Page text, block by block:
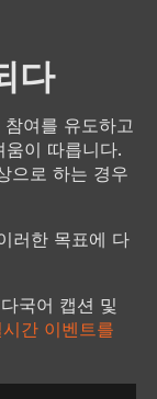
다
여를 유도하고
이 따릅니다.
으로 하는 경우
러한 목표에 다
국어 캡션 및
시간 이벤트를